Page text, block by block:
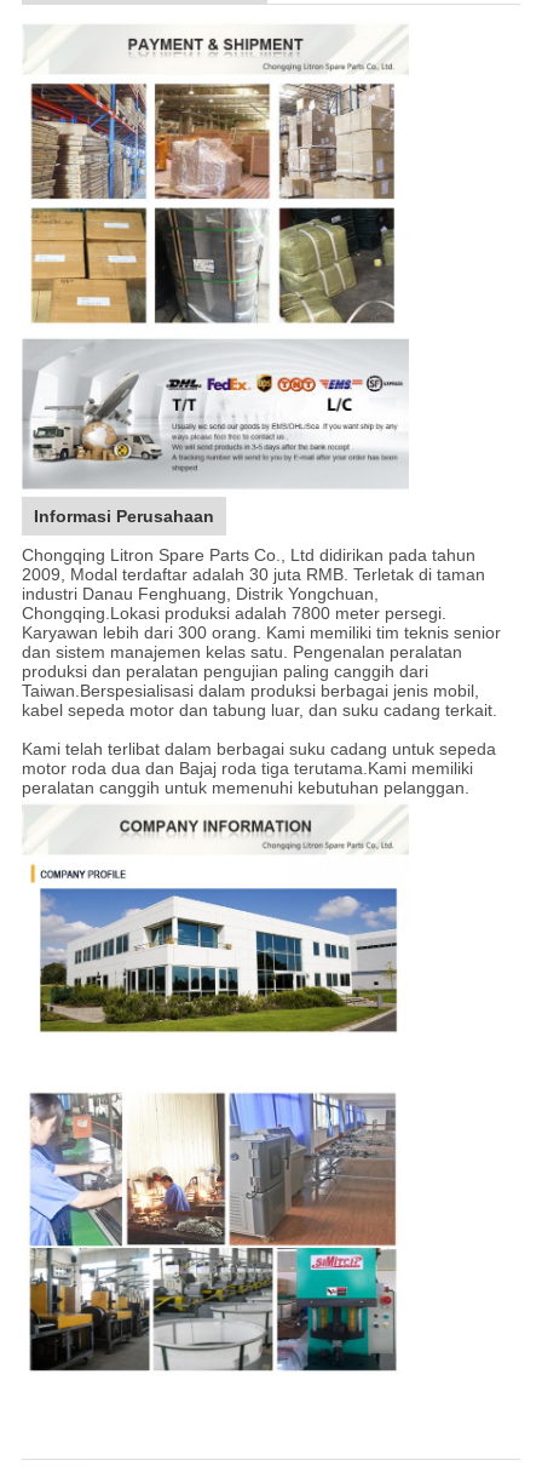
Informasi Perusahaan
Chongqing Litron Spare Parts Co., Ltd didirikan pada tahun
2009, Modal terdaftar adalah 30 juta RMB. Terletak di taman
industri Danau Fenghuang, Distrik Yongchuan,
Chongqing.Lokasi produksi adalah 7800 meter persegi.
Karyawan lebih dari 300 orang. Kami memiliki tim teknis senior
dan sistem manajemen kelas satu. Pengenalan peralatan
produksi dan peralatan pengujian paling canggih dari
Taiwan.Berspesialisasi dalam produksi berbagai jenis mobil,
kabel sepeda motor dan tabung luar, dan suku cadang terkait.
Kami telah terlibat dalam berbagai suku cadang untuk sepeda
motor roda dua dan Bajaj roda tiga terutama.Kami memiliki
peralatan canggih untuk memenuhi kebutuhan pelanggan.